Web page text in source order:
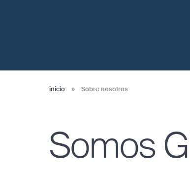
inicio » Sobre nosotros
Somos